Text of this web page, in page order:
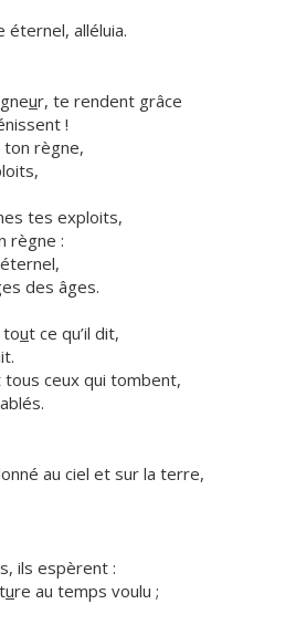
éternel, alléluia.
ur, te rendent grâce
!
règne,
tes exploits,
règne :
des âges.
tout ce qu’il dit,
tous ceux qui tombent,
au ciel et sur la terre,
s, ils espèrent :
ure au temps voulu ;